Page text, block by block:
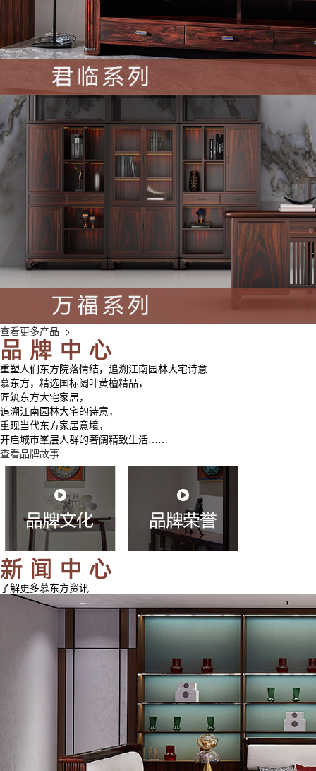
查看更多产品 >
重塑人们东方院落情结，追溯江南园林大宅诗意
慕东方，精选国标阔叶黄檀精品，
匠筑东方大宅家居，
追溯江南园林大宅的诗意，
重现当代东方家居意境，
开启城市峯层人群的奢阔精致生活……
查看品牌故事
了解更多慕东方资讯